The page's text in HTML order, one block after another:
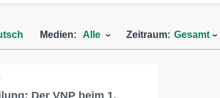
Medien: Alle Zeitraum: Gesamt
Der VNP beim 1.